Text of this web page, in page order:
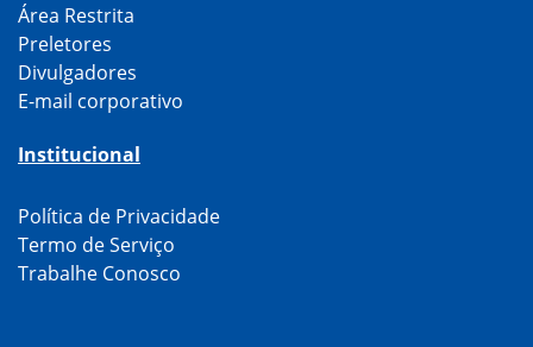
Área Restrita
Preletores
Divulgadores
E-mail corporativo
Institucional
Política de Privacidade
Termo de Serviço
Trabalhe Conosco